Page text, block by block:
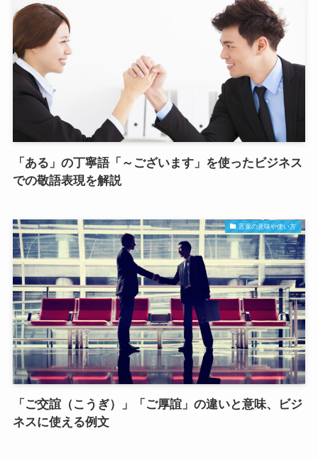
「ある」の丁寧語「～ございます」を使ったビジネス
での敬語表現を解説
言葉の意味や使い方
「ご交誼（こうぎ）」「ご厚誼」の違いと意味、ビジ
ネスに使える例文